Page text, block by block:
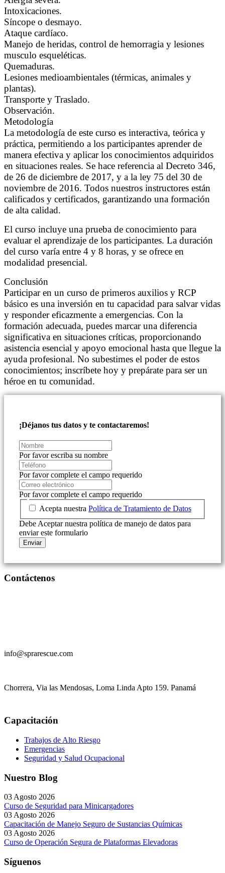
Intoxicaciones.
Síncope o desmayo.
Ataque cardíaco.
Manejo de heridas, control de hemorragia y lesiones
musculo esqueléticas.
Quemaduras.
Lesiones medioambientales (térmicas, animales y
plantas).
Transporte y Traslado.
Observación.
Metodología
La metodología de este curso es interactiva, teórica y
práctica, permitiendo a los participantes aprender de
manera efectiva y aplicar los conocimientos adquiridos
en situaciones reales. Se hace referencia al Decreto 346,
de 26 de diciembre de 2017, y a la ley 75 del 30 de
noviembre de 2016. Todos nuestros instructores están
calificados y certificados, garantizando una formación
de alta calidad.
El curso incluye una prueba de conocimiento para
evaluar el aprendizaje de los participantes. La duración
del curso varía entre 4 y 8 horas, y se ofrece en
modalidad presencial.
Conclusión
Participar en un curso de primeros auxilios y RCP
básico es una inversión en tu capacidad para salvar vidas
y responder eficazmente a emergencias. Con la
formación adecuada, puedes marcar una diferencia
significativa en situaciones críticas, proporcionando
asistencia esencial y apoyo emocional hasta que llegue la
ayuda profesional. No subestimes el poder de estos
conocimientos; inscríbete hoy y prepárate para ser un
héroe en tu comunidad.
¡Déjanos tus datos y te contactaremos!
Por favor escriba su nombre
Por favor complete el campo requerido
Por favor complete el campo requerido
Acepta nuestra Política de Tratamiento de Datos
Debe Aceptar nuestra política de manejo de datos para
enviar este formulario
Enviar
Contáctenos
info@sprarescue.com
Chorrera, Via las Mendosas, Loma Linda Apto 159. Panamá
Capacitación
Trabajos de Alto Riesgo
Emergencias
Seguridad y Salud Ocupacional
Nuestro Blog
03 Agosto 2026
Curso de Seguridad para Minicargadores
03 Agosto 2026
Capacitación de Manejo Seguro de Sustancias Químicas
03 Agosto 2026
Curso de Operación Segura de Plataformas Elevadoras
Síguenos